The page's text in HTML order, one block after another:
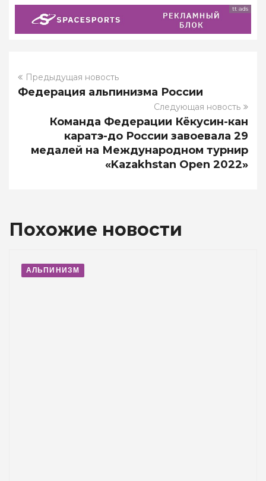
tt ads
Предыдущая новость
Федерация альпинизма России
Следующая новость
Команда Федерации Кёкусин-кан
каратэ-до России завоевала 29
медалей на Международном турнир
«Kazakhstan Оpen 2022»
Похожие новости
АЛЬПИНИЗМ